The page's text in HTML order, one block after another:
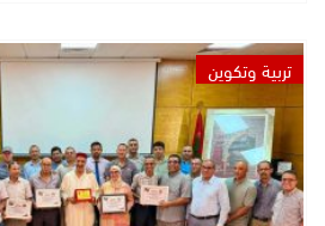
تربية وتكوين